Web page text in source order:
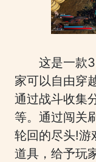
这是一款
家可以自由穿
通过战斗收集
等。通过闯关
轮回的尽头!游
道具，给予玩